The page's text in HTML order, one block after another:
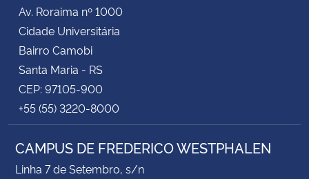
Av. Roraima nº 1000
Cidade Universitária
Bairro Camobi
Santa Maria - RS
CEP: 97105-900
+55 (55) 3220-8000
CAMPUS DE FREDERICO WESTPHALEN
Linha 7 de Setembro, s/n